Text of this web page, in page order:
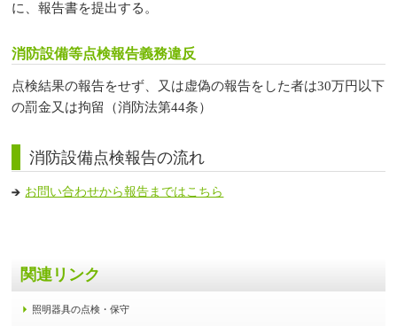
に、報告書を提出する。
消防設備等点検報告義務違反
点検結果の報告をせず、又は虚偽の報告をした者は30万円以下
の罰金又は拘留（消防法第44条）
消防設備点検報告の流れ
お問い合わせから報告まではこちら
関連リンク
照明器具の点検・保守